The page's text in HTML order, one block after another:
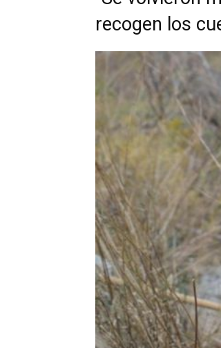
recogen los